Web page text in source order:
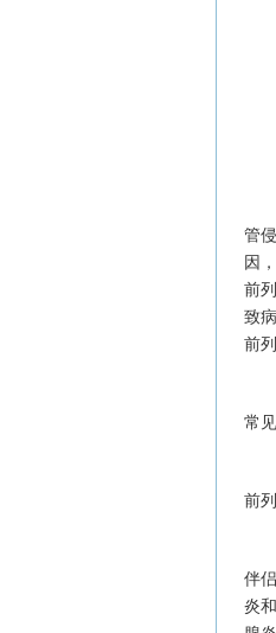
1
管
因
前
致
前
2
常
3
前
佛
伴
炎